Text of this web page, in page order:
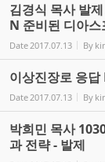
김경식 목사 발
N 준비된 디아
Date2017.07.13 By
이상진장로 응
Date2017.07.13 By
박희민 목사
과 전략 - 발제